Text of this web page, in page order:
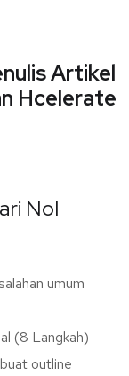
Artikel
Hcelerate
Nol
umum
(8 Langkah)
outline